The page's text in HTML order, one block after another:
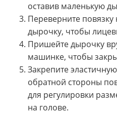
оставив маленькую
Переверните повязку
дырочку, чтобы
Пришейте дырочку
машинке, чтобы
Закрепите
обратной стороны
для регулировки
на голове.